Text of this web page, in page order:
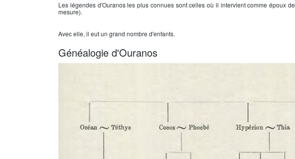
Les légendes d'Ouranos les plus connues sont celles où il intervient comme époux de
mesure).
Avec elle, il eut un grand nombre d'enfants.
Généalogie d'Ouranos